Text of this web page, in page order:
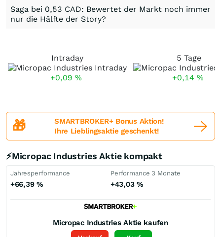
Saga bei 0,53 CAD: Bewertet der Markt noch immer
nur die Hälfte der Story?
Intraday
+0,09 %
5 Tage
+0,14 %
🎁
SMARTBROKER+ Bonus Aktion!
Ihre Lieblingsaktie geschenkt!
⚡Micropac Industries Aktie kompakt
Jahresperformance
+66,39 %
Performance 3 Monate
+43,03 %
Micropac Industries Aktie kaufen